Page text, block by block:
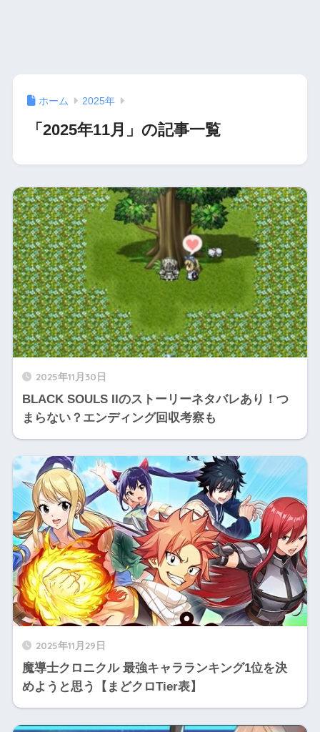
ホーム 2025年
「2025年11月」の記事一覧
2025年11月30日
BLACK SOULS IIのストーリーネタバレあり！つ
まらない？エンディング回収考察も
2025年11月29日
魔導士クロニクル 最強キャラランキング1位を決
めようと思う【まどクロTier表】